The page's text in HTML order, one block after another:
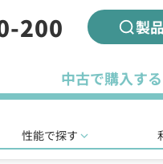
200 製
中古で購入する
性能で探す